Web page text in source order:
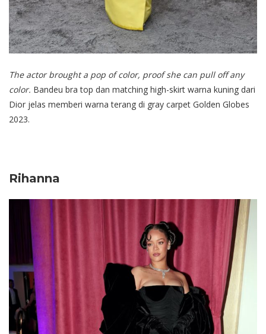
The actor brought a pop of color, proof she can pull off any
color. Bandeu bra top dan matching high-skirt warna kuning dari
Dior jelas memberi warna terang di gray carpet Golden Globes
2023.
Rihanna